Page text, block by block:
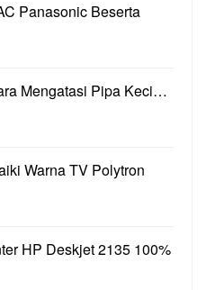
Panasonic Beserta
Mengatasi Pipa Keci…
Warna TV Polytron
HP Deskjet 2135 100%